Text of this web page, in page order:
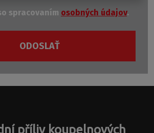
spracovaním osobných údajov.
ODOSLAŤ
příliv koupelnových